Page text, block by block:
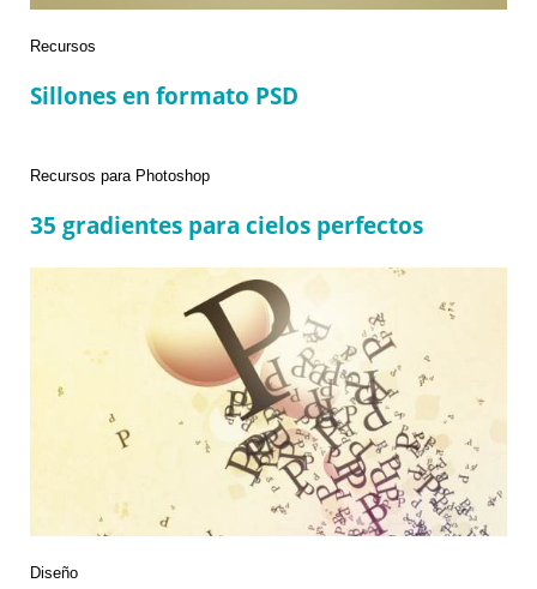
Categories
Recursos
Sillones en formato PSD
Categories
Recursos para Photoshop
35 gradientes para cielos perfectos
Categories
Diseño